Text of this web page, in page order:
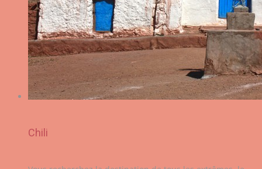
Chili